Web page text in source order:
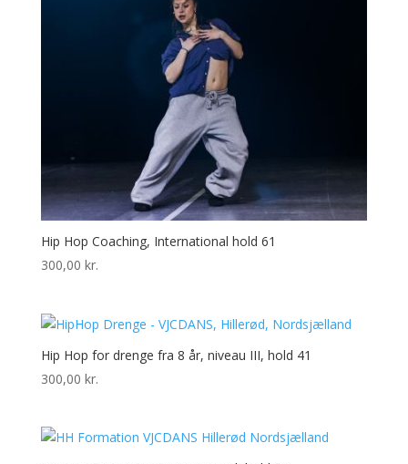
Hip Hop Coaching, International hold 61
300,00 kr.
Hip Hop for drenge fra 8 år, niveau III, hold 41
300,00 kr.